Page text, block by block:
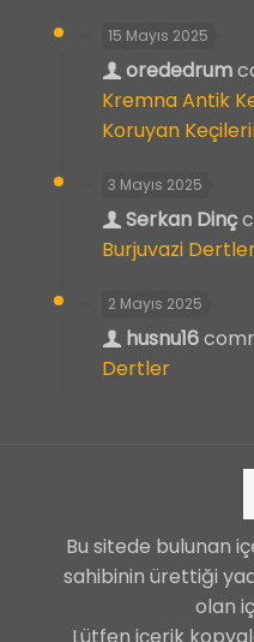
15 Mayıs 2025
orededrum
Kremna Antik
Koruyan
3 Mayıs 2025
Serkan Dinç
Burjuvazi
2 Mayıs 2025
husnu16
Dertler
Bu sitede bulunan
sahibinin ürettiği
olan
Lütfen içerik